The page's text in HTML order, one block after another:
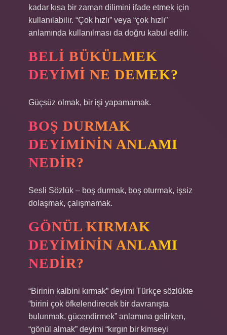
kadar kısa bir zaman dilimini ifade etmek için
kullanılabilir. “Çok hızlı” veya “çok hızlı”
anlamında kullanılması da doğru kabul edilir.
BELI BÜKÜLMEK
DEYIMI NE DEMEK?
Güçsüz olmak, bir işi yapamamak.
BOŞ DURMAK
DEYIMININ ANLAMI
NEDIR?
Sesli Sözlük – boş durmak, boş oturmak, işsiz
dolaşmak, çalışmamak.
GÖNÜL KIRMAK
DEYIMININ ANLAMI
NEDIR?
“Birinin kalbini kırmak” deyimi Türkçe sözlükte
“birini çok öfkelendirecek bir davranışta
bulunmak, gücendirmek” anlamına gelirken,
“gönül almak” deyimi “kırgın bir kimseyi